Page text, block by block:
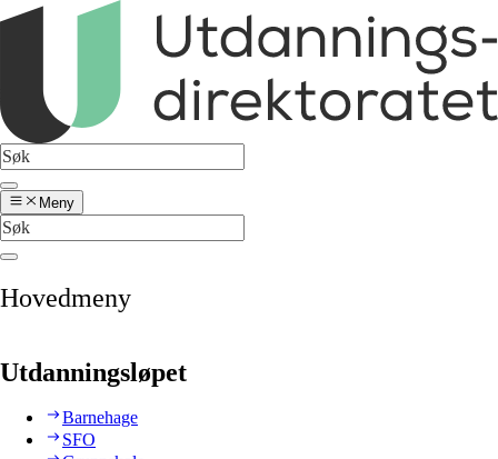
Meny
Hovedmeny
Utdanningsløpet
Barnehage
SFO